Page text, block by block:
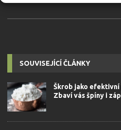
SOUVISEJÍCÍ ČLÁNKY
Škrob jako efektivní
Zbaví vás špíny i